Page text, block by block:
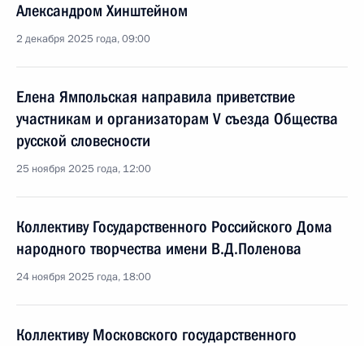
Александром Хинштейном
2 декабря 2025 года, 09:00
Елена Ямпольская направила приветствие
участникам и организаторам V съезда Общества
русской словесности
25 ноября 2025 года, 12:00
Коллективу Государственного Российского Дома
народного творчества имени В.Д.Поленова
24 ноября 2025 года, 18:00
Коллективу Московского государственного